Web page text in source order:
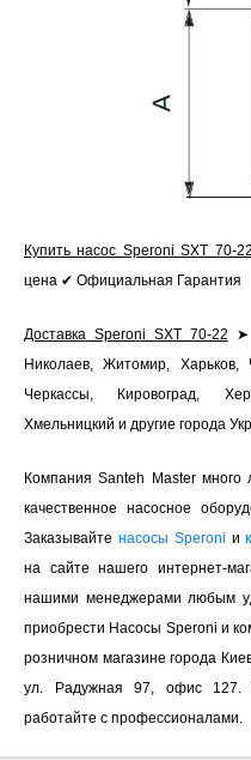
Купить насос Speroni SXT 70-22
цена ✔ Официальная Гарантия
Доставка Speroni SXT 70-22 ➤
Николаев, Житомир,
Черкассы, Кировоград,
Хмельницкий и другие города
Компания Santeh Master много
качественное насосное
Заказывайте насосы Speroni и
на сайте нашего интернет-
нашими менеджерами любым
приобрести Насосы Speroni и
розничном магазине города
ул. Радужная 97, офис 127.
работайте с профессионалами.